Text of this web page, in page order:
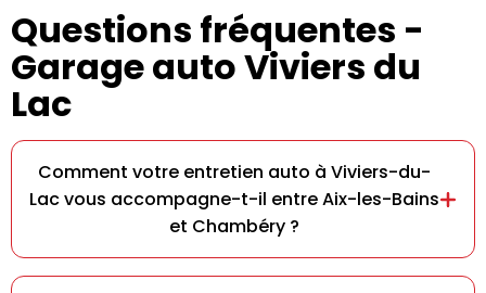
Questions fréquentes -
Garage auto Viviers du
Lac
Comment votre entretien auto à Viviers-du-
Lac vous accompagne-t-il entre Aix-les-Bains
et Chambéry ?